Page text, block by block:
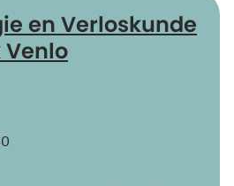
en Verloskunde
Venlo